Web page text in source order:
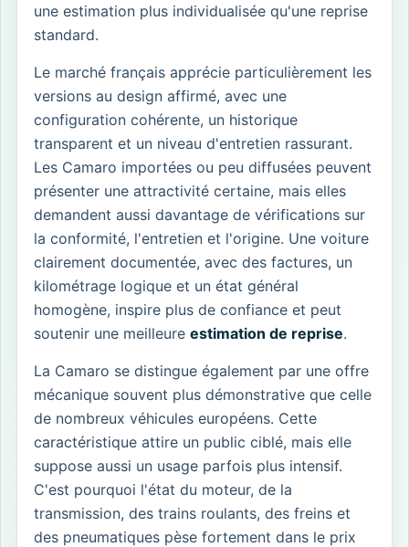
une estimation plus individualisée qu'une reprise
standard.
Le marché français apprécie particulièrement les
versions au design affirmé, avec une
configuration cohérente, un historique
transparent et un niveau d'entretien rassurant.
Les Camaro importées ou peu diffusées peuvent
présenter une attractivité certaine, mais elles
demandent aussi davantage de vérifications sur
la conformité, l'entretien et l'origine. Une voiture
clairement documentée, avec des factures, un
kilométrage logique et un état général
homogène, inspire plus de confiance et peut
soutenir une meilleure estimation de reprise.
La Camaro se distingue également par une offre
mécanique souvent plus démonstrative que celle
de nombreux véhicules européens. Cette
caractéristique attire un public ciblé, mais elle
suppose aussi un usage parfois plus intensif.
C'est pourquoi l'état du moteur, de la
transmission, des trains roulants, des freins et
des pneumatiques pèse fortement dans le prix